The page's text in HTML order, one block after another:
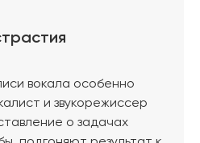
вокала особенно
и звукорежиссер
о задачах